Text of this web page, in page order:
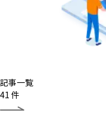
記事一覧
41 件